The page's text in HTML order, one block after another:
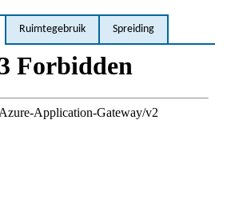
Ruimtegebruik Spreiding